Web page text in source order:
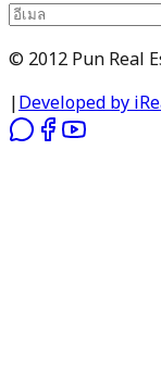
© 2012 Pun Real
|Developed by